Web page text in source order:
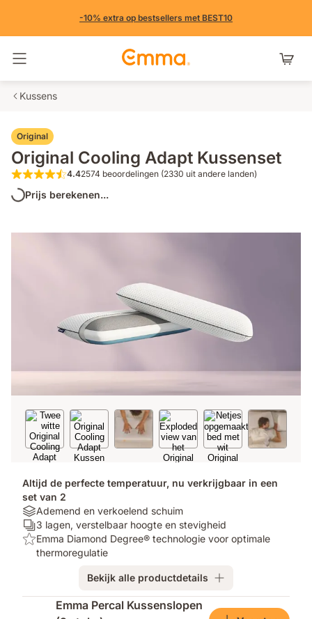
-10% extra op bestsellers met BEST10
Navigatie in- en uitschakelen
Kussens
Original
Original Cooling Adapt Kussenset
4.4 van de 5 sterren 2574
4.42574 beoordelingen (2330 uit andere landen)
Prijs berekenen...
Altijd de perfecte temperatuur, nu verkrijgbaar in een
set van 2
Materials:
Ademend
en
verkoelend
Ademend en verkoelend schuim
Aantal
lagen:
hoogte
3 lagen, verstelbaar hoogte en stevigheid
Top:
Emma
technologie
Emma Diamond Degree® technologie voor optimale
thermoregulatie
Bekijk alle productdetails
Emma Percal Kussenslopen